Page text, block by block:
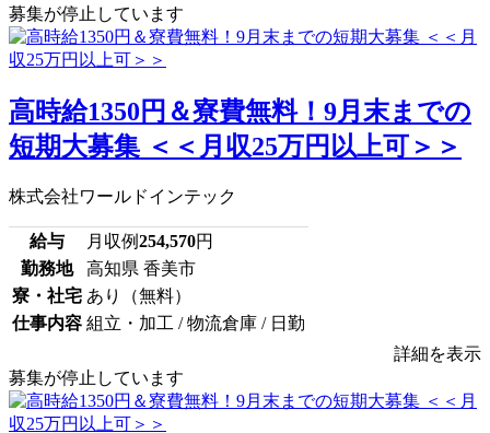
募集が停止しています
高時給1350円＆寮費無料！9月末までの
短期大募集 ＜＜月収25万円以上可＞＞
株式会社ワールドインテック
給与 月収例254,570円
勤務地
高知県 香美市
寮・社宅 あり（無料）
仕事内容 組立・加工 / 物流倉庫 / 日勤
詳細を表示
募集が停止しています